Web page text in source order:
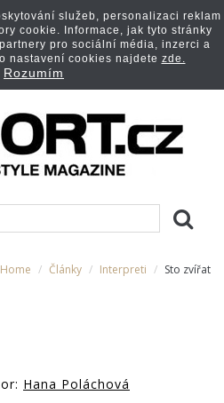
Home Články Interpreti Sto zvířat
Hana Poláchová
služeb, personalizaci reklam
cookie. Informace, jak tyto stránky
pro sociální média, inzerci a
nastavení cookies najdete zde.
Rozumím